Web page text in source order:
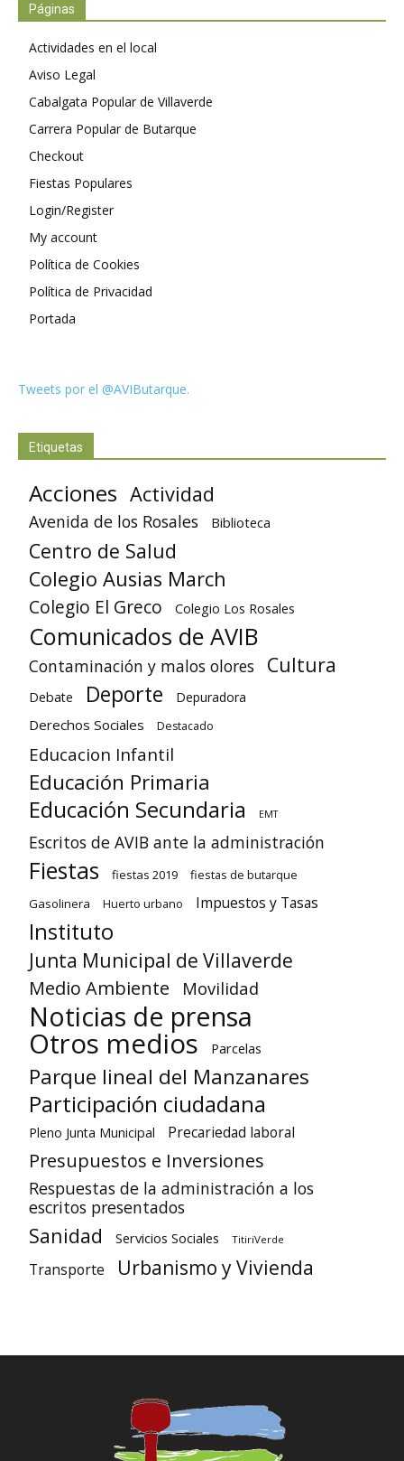
Páginas
Actividades en el local
Aviso Legal
Cabalgata Popular de Villaverde
Carrera Popular de Butarque
Checkout
Fiestas Populares
Login/Register
My account
Política de Cookies
Política de Privacidad
Portada
Tweets por el @AVIButarque.
Etiquetas
Acciones Actividad
Avenida de los Rosales Biblioteca
Centro de Salud
Colegio Ausias March
Colegio El Greco Colegio Los Rosales
Comunicados de AVIB
Contaminación y malos olores Cultura
Debate Deporte Depuradora
Derechos Sociales Destacado
Educacion Infantil
Educación Primaria
Educación Secundaria EMT
Escritos de AVIB ante la administración
Fiestas fiestas 2019
fiestas de butarque
Gasolinera
Huerto urbano Impuestos y Tasas
Instituto
Junta Municipal de Villaverde
Medio Ambiente Movilidad
Noticias de prensa
Otros medios Parcelas
Parque lineal del Manzanares
Participación ciudadana
Pleno Junta Municipal Precariedad laboral
Presupuestos e Inversiones
Respuestas de la administración a los
escritos presentados
Sanidad Servicios Sociales TitiriVerde
Transporte Urbanismo y Vivienda